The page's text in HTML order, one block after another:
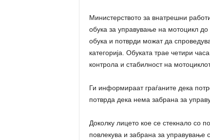
Министерството за внатрешни
обука за управување на мотоцикл до
обука и потврди можат да
категорија. Обуката трае четири
контрола и стабилност на
Ги информираат граѓаните дека
потврда дека нема забрана за
Доколку лицето кое се стекнало со
повлекува и забрана за управување